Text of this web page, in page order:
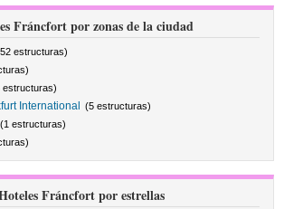
Fráncfort por zonas de la ciudad
estructuras)
estructuras)
International (5 estructuras)
(1 estructuras)
Fráncfort por estrellas